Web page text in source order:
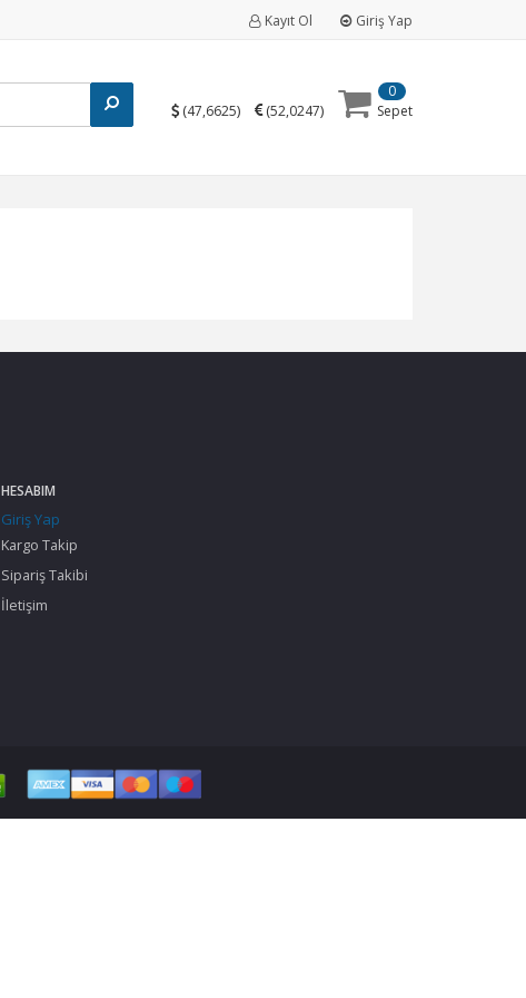
Kayıt Ol Giriş Yap
(47,6625) (52,0247) Sepet
0
HESABIM
Giriş Yap
Kargo Takip
Sipariş Takibi
İletişim